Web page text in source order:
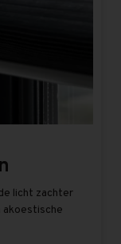
licht zachter
akoestische